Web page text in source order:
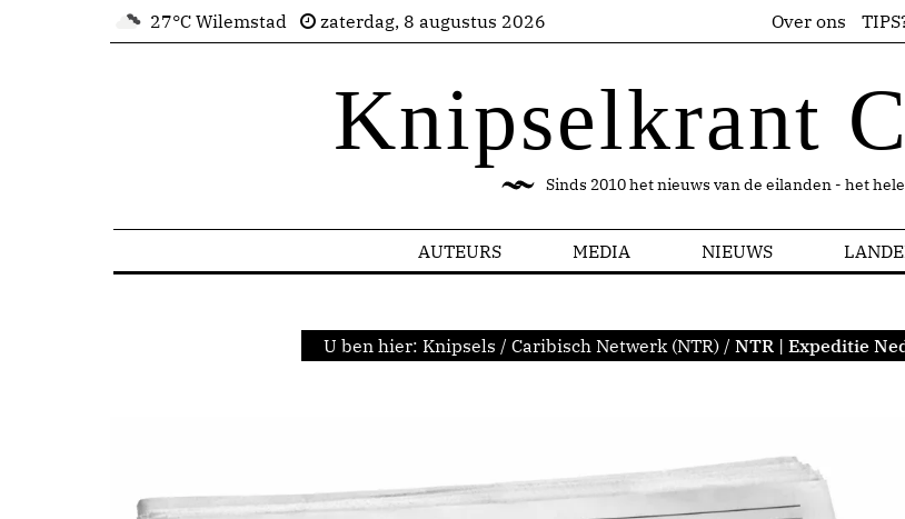
27°C Wilemstad zaterdag, 8 augustus 2026 Over ons
Knipselkrant
Sinds 2010 het nieuws van de eilanden - het
AUTEURS MEDIA NIEUWS
U ben hier: Knipsels / Caribisch Netwerk (NTR) / NTR | Expeditie